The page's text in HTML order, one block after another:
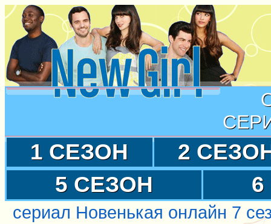
1 СЕЗОН
2
5 СЕЗОН
сериал Новенькая онлайн 7